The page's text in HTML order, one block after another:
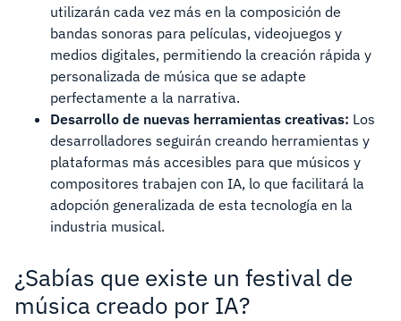
utilizarán cada vez más en la composición de
bandas sonoras para películas, videojuegos y
medios digitales, permitiendo la creación rápida y
personalizada de música que se adapte
perfectamente a la narrativa.
Desarrollo de nuevas herramientas creativas: Los
desarrolladores seguirán creando herramientas y
plataformas más accesibles para que músicos y
compositores trabajen con IA, lo que facilitará la
adopción generalizada de esta tecnología en la
industria musical.
¿Sabías que existe un festival de
música creado por IA?